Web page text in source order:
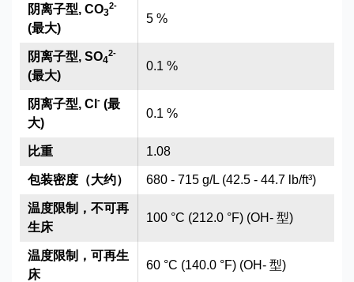
5 %
0.1 %
0.1 %
1.08
680 - 715 g/L (42.5 - 44.7 lb/ft³)
100 °C (212.0 °F) (OH- 型)
60 °C (140.0 °F) (OH- 型)
阴离子型, CO3
2-
(最大)
阴离子型, SO4
2-
(最大)
阴离子型, Cl - (最
大)
比重
包装密度（大约）
温度限制，不可再
生床
温度限制，可再生
床